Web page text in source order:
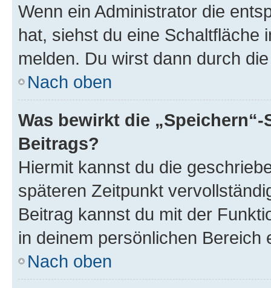
Wenn ein Administrator die
hat, siehst du eine Schaltfläche
melden. Du wirst dann durch
Nach oben
Was bewirkt die
Beitrags?
Hiermit kannst du die
späteren Zeitpunkt
Beitrag kannst du mit der
in deinem persönlichen Bereich
Nach oben